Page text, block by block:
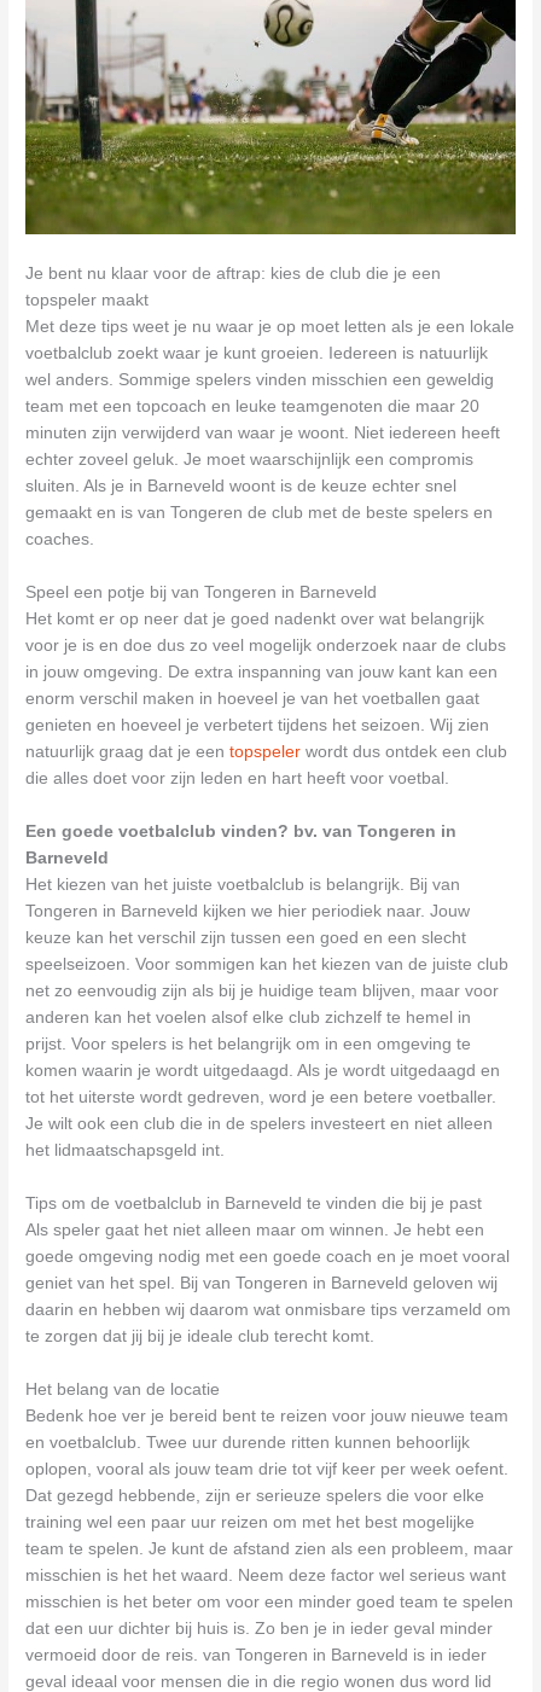
Je bent nu klaar voor de aftrap: kies de club die je een
topspeler maakt
Met deze tips weet je nu waar je op moet letten als je een lokale
voetbalclub zoekt waar je kunt groeien. Iedereen is natuurlijk
wel anders. Sommige spelers vinden misschien een geweldig
team met een topcoach en leuke teamgenoten die maar 20
minuten zijn verwijderd van waar je woont. Niet iedereen heeft
echter zoveel geluk. Je moet waarschijnlijk een compromis
sluiten. Als je in Barneveld woont is de keuze echter snel
gemaakt en is van Tongeren de club met de beste spelers en
coaches.
Speel een potje bij van Tongeren in Barneveld
Het komt er op neer dat je goed nadenkt over wat belangrijk
voor je is en doe dus zo veel mogelijk onderzoek naar de clubs
in jouw omgeving. De extra inspanning van jouw kant kan een
enorm verschil maken in hoeveel je van het voetballen gaat
genieten en hoeveel je verbetert tijdens het seizoen. Wij zien
natuurlijk graag dat je eentopspeler wordt dus ontdek een club
die alles doet voor zijn leden en hart heeft voor voetbal.
Een goede voetbalclub vinden? bv. van Tongeren in
Barneveld
Het kiezen van het juiste voetbalclub is belangrijk. Bij van
Tongeren in Barneveld kijken we hier periodiek naar. Jouw
keuze kan het verschil zijn tussen een goed en een slecht
speelseizoen. Voor sommigen kan het kiezen van de juiste club
net zo eenvoudig zijn als bij je huidige team blijven, maar voor
anderen kan het voelen alsof elke club zichzelf te hemel in
prijst. Voor spelers is het belangrijk om in een omgeving te
komen waarin je wordt uitgedaagd. Als je wordt uitgedaagd en
tot het uiterste wordt gedreven, word je een betere voetballer.
Je wilt ook een club die in de spelers investeert en niet alleen
het lidmaatschapsgeld int.
Tips om de voetbalclub in Barneveld te vinden die bij je past
Als speler gaat het niet alleen maar om winnen. Je hebt een
goede omgeving nodig met een goede coach en je moet vooral
geniet van het spel. Bij van Tongeren in Barneveld geloven wij
daarin en hebben wij daarom wat onmisbare tips verzameld om
te zorgen dat jij bij je ideale club terecht komt.
Het belang van de locatie
Bedenk hoe ver je bereid bent te reizen voor jouw nieuwe team
en voetbalclub. Twee uur durende ritten kunnen behoorlijk
oplopen, vooral als jouw team drie tot vijf keer per week oefent.
Dat gezegd hebbende, zijn er serieuze spelers die voor elke
training wel een paar uur reizen om met het best mogelijke
team te spelen. Je kunt de afstand zien als een probleem, maar
misschien is het het waard. Neem deze factor wel serieus want
misschien is het beter om voor een minder goed team te spelen
dat een uur dichter bij huis is. Zo ben je in ieder geval minder
vermoeid door de reis. van Tongeren in Barneveld is in ieder
geval ideaal voor mensen die in die regio wonen dus word lid